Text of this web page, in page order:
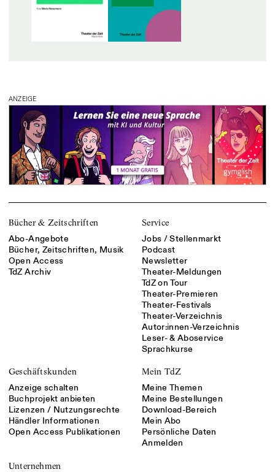
ANZEIGE
Bücher & Zeitschriften
Abo-Angebote
Bücher, Zeitschriften, Musik
Open Access
TdZ Archiv
Service
Jobs / Stellenmarkt
Podcast
Newsletter
Theater-Meldungen
TdZ on Tour
Theater-Premieren
Theater-Festivals
Theater-Verzeichnis
Autor:innen-Verzeichnis
Leser- & Aboservice
Sprachkurse
Geschäftskunden
Anzeige schalten
Buchprojekt anbieten
Lizenzen / Nutzungsrechte
Händler Informationen
Open Access Publikationen
Mein TdZ
Meine Themen
Meine Bestellungen
Download-Bereich
Mein Abo
Persönliche Daten
Anmelden
Unternehmen